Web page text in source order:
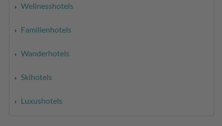
Wellnesshotels
Familienhotels
Wanderhotels
Skihotels
Luxushotels